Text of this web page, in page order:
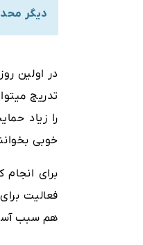
دیگر
در اولین
تدریج
را زیاد
خوبی
برای
فعالیت
هم سبب